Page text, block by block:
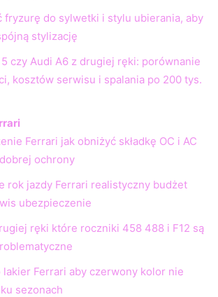
fryzurę do sylwetki i stylu ubierania, aby
stylizację
czy Audi A6 z drugiej ręki: porównanie
kosztów serwisu i spalania po 200 tys.
Ferrari jak obniżyć składkę OC i AC
ochrony
rok jazdy Ferrari realistyczny budżet
ubezpieczenie
ręki które roczniki 458 488 i F12 są
lakier Ferrari aby czerwony kolor nie
sezonach